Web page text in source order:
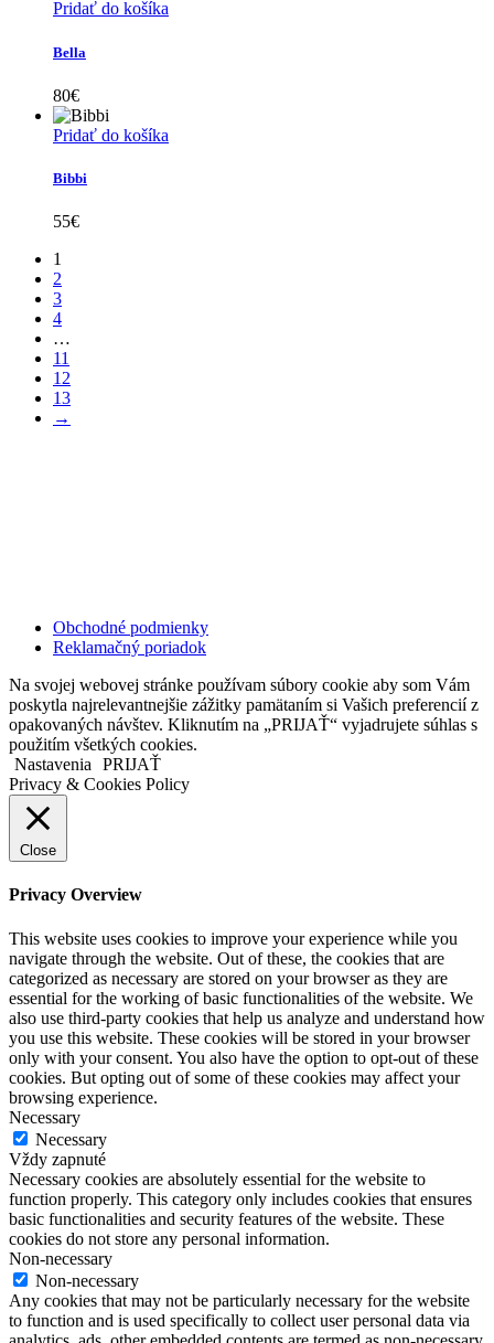
Pridať do košíka
Bella
80€
Pridať do košíka
Bibbi
55€
1
2
3
4
…
11
12
13
→
Obchodné podmienky
Reklamačný poriadok
Na svojej webovej stránke používam súbory cookie aby som Vám
poskytla najrelevantnejšie zážitky pamätaním si Vašich preferencií z
opakovaných návštev. Kliknutím na „PRIJAŤ“ vyjadrujete súhlas s
použitím všetkých cookies.
Nastavenia
PRIJAŤ
Privacy & Cookies Policy
Close
Privacy Overview
This website uses cookies to improve your experience while you
navigate through the website. Out of these, the cookies that are
categorized as necessary are stored on your browser as they are
essential for the working of basic functionalities of the website. We
also use third-party cookies that help us analyze and understand how
you use this website. These cookies will be stored in your browser
only with your consent. You also have the option to opt-out of these
cookies. But opting out of some of these cookies may affect your
browsing experience.
Necessary
Necessary
Vždy zapnuté
Necessary cookies are absolutely essential for the website to
function properly. This category only includes cookies that ensures
basic functionalities and security features of the website. These
cookies do not store any personal information.
Non-necessary
Non-necessary
Any cookies that may not be particularly necessary for the website
to function and is used specifically to collect user personal data via